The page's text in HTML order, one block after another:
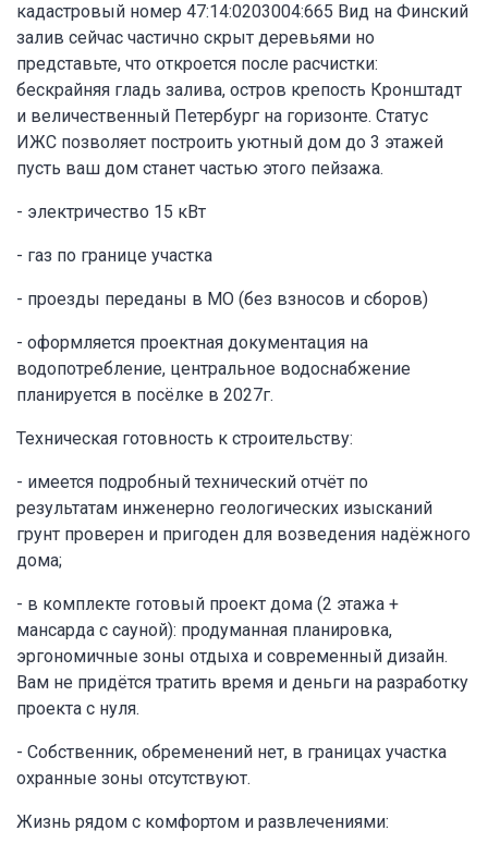
кадастровый номер 47:14:0203004:665 Вид на Финский
залив сейчас частично скрыт деревьями но
представьте, что откроется после расчистки:
бескрайняя гладь залива, остров крепость Кронштадт
и величественный Петербург на горизонте. Статус
ИЖС позволяет построить уютный дом до 3 этажей
пусть ваш дом станет частью этого пейзажа.
- электричество 15 кВт
- газ по границе участка
- проезды переданы в МО (без взносов и сборов)
- оформляется проектная документация на
водопотребление, центральное водоснабжение
планируется в посёлке в 2027г.
Техническая готовность к строительству:
- имеется подробный технический отчёт по
результатам инженерно геологических изысканий
грунт проверен и пригоден для возведения надёжного
дома;
- в комплекте готовый проект дома (2 этажа +
мансарда с сауной): продуманная планировка,
эргономичные зоны отдыха и современный дизайн.
Вам не придётся тратить время и деньги на разработку
проекта с нуля.
- Собственник, обременений нет, в границах участка
охранные зоны отсутствуют.
Жизнь рядом с комфортом и развлечениями: